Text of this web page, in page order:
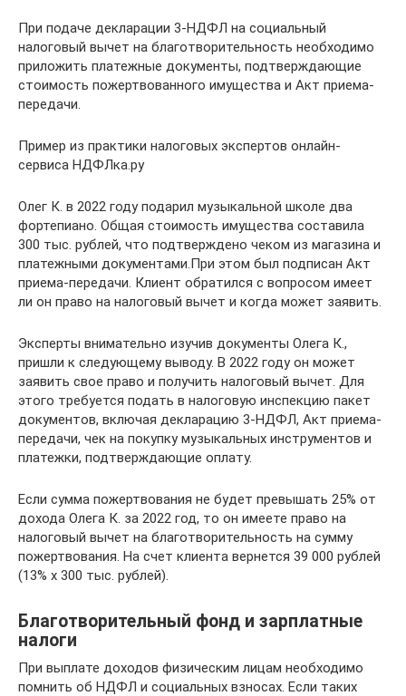
При подаче декларации 3-НДФЛ на социальный
налоговый вычет на благотворительность необходимо
приложить платежные документы, подтверждающие
стоимость пожертвованного имущества и Акт приема-
передачи.
Пример из практики налоговых экспертов онлайн-
сервиса НДФЛка.ру
Олег К. в 2022 году подарил музыкальной школе два
фортепиано. Общая стоимость имущества составила
300 тыс. рублей, что подтверждено чеком из магазина и
платежными документами.При этом был подписан Акт
приема-передачи. Клиент обратился с вопросом имеет
ли он право на налоговый вычет и когда может заявить.
Эксперты внимательно изучив документы Олега К.,
пришли к следующему выводу. В 2022 году он может
заявить свое право и получить налоговый вычет. Для
этого требуется подать в налоговую инспекцию пакет
документов, включая декларацию 3-НДФЛ, Акт приема-
передачи, чек на покупку музыкальных инструментов и
платежки, подтверждающие оплату.
Если сумма пожертвования не будет превышать 25% от
дохода Олега К. за 2022 год, то он имеете право на
налоговый вычет на благотворительность на сумму
пожертвования. На счет клиента вернется 39 000 рублей
(13% х 300 тыс. рублей).
Благотворительный фонд и зарплатные
налоги
При выплате доходов физическим лицам необходимо
помнить об НДФЛ и социальных взносах. Если таких